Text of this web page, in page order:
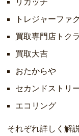
トレジャーファ
買取専門店トクラ
買取大吉
おたからや
セカンドストリ
エコリング
それぞれ詳しく解